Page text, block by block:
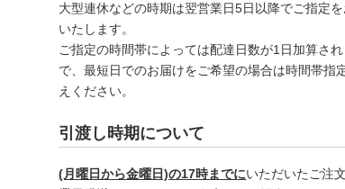
大型連休などの時期は翌営業日5日以降でご指定
いたします。
ご指定の時間帯によっては配達日数が1日加算さ
で、最短日でのお届けをご希望の場合は時間帯指
えください。
引渡し時期について
(月曜日から金曜日)の17時までにいただいたご注